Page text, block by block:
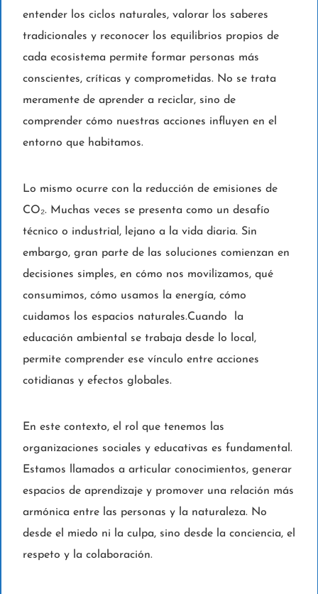
entender los ciclos naturales, valorar los saberes
tradicionales y reconocer los equilibrios propios de
cada ecosistema permite formar personas más
conscientes, críticas y comprometidas. No se trata
meramente de aprender a reciclar, sino de
comprender cómo nuestras acciones influyen en el
entorno que habitamos.
Lo mismo ocurre con la reducción de emisiones de
CO₂. Muchas veces se presenta como un desafío
técnico o industrial, lejano a la vida diaria. Sin
embargo, gran parte de las soluciones comienzan en
decisiones simples, en cómo nos movilizamos, qué
consumimos, cómo usamos la energía, cómo
cuidamos los espacios naturales.Cuando la
educación ambiental se trabaja desde lo local,
permite comprender ese vínculo entre acciones
cotidianas y efectos globales.
En este contexto, el rol que tenemos las
organizaciones sociales y educativas es fundamental.
Estamos llamados a articular conocimientos, generar
espacios de aprendizaje y promover una relación más
armónica entre las personas y la naturaleza. No
desde el miedo ni la culpa, sino desde la conciencia, el
respeto y la colaboración.